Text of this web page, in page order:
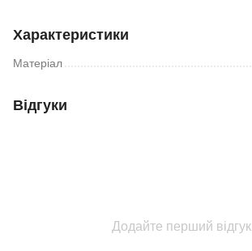
Характеристики
Матеріал
Відгуки
Додайте перший відгук